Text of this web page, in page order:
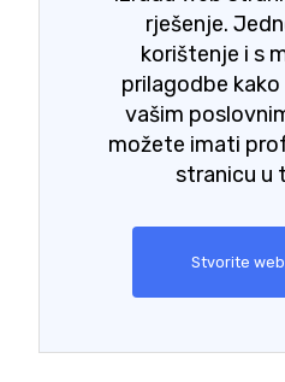
rješenje.
korištenje i s
prilagodbe
vašim
možete imati
stranicu u
Stvorite